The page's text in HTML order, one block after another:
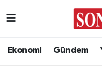
Ekonomi Gündem
Asayiş
Ankara Nöbetçi